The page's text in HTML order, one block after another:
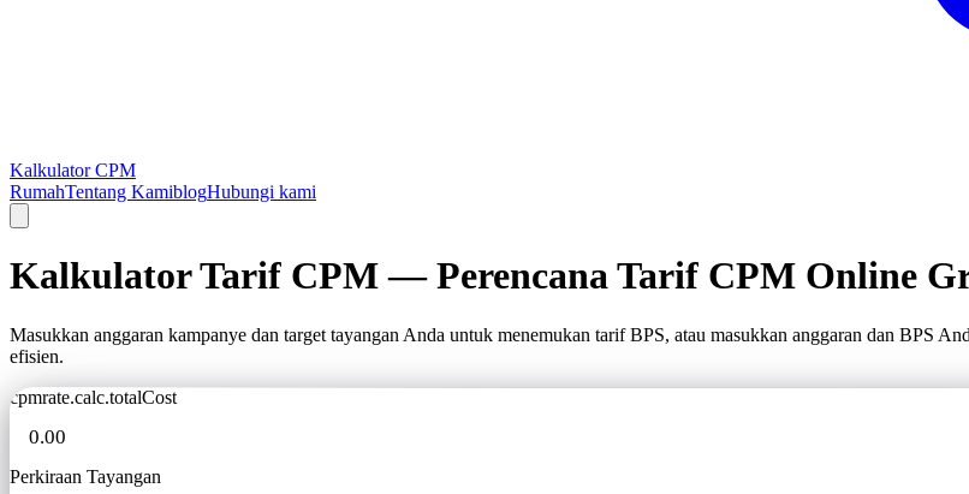
Kalkulator CPM
RumahTentang KamiblogHubungi kami
Kalkulator Tarif CPM — Perencana Tarif CPM Online
Masukkan anggaran kampanye dan target tayangan Anda untuk menemukan tarif BPS, atau masukkan anggaran dan BPS
efisien.
cpmrate.calc.totalCost
Perkiraan Tayangan